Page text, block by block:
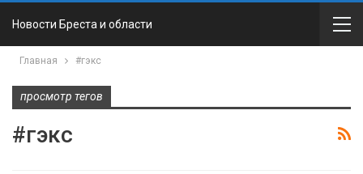
Новости Бреста и области
Главная #гэкс
просмотр тегов
#гэкс